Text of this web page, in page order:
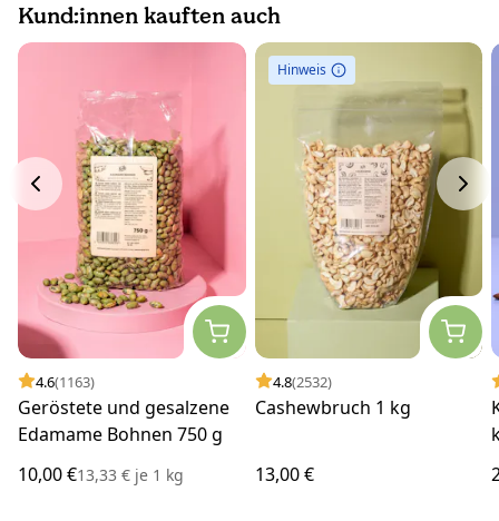
Kund:innen kauften auch
4.6(1163)
Geröstete und gesalzene
Edamame Bohnen 750 g
10,00 €13,33 € je 1 kg
Hinweis
4.8(2532)
Cashewbruch 1 kg
13,00 €